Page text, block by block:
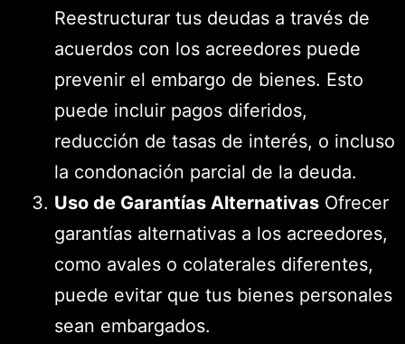
Reestructurar tus deudas a través de
acuerdos con los acreedores puede
prevenir el embargo de bienes. Esto
puede incluir pagos diferidos,
reducción de tasas de interés, o incluso
la condonación parcial de la deuda.
Uso de Garantías Alternativas Ofrecer
garantías alternativas a los acreedores,
como avales o colaterales diferentes,
puede evitar que tus bienes personales
sean embargados.